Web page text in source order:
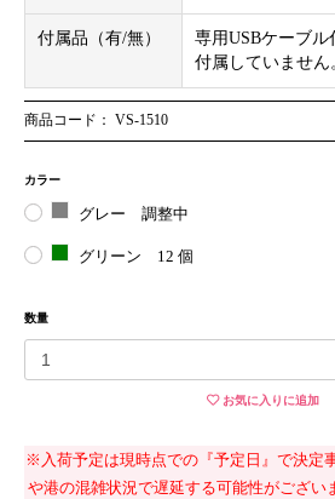
付属品（有/無）
専用USBケーブ
付属していません
商品コード： VS-1510
カラー
グレー 調整中
グリーン 12 個
数量
お気に入りに追加
※入荷予定は現時点での『予定日』で決定
や港の混雑状況で遅延する可能性がござい